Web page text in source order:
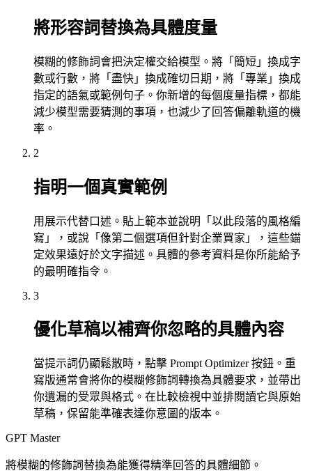
將形容詞替換為具體度量
模糊的修飾詞會把決定權交給模型。將「簡短」換成字
數或行數，將「盡快」換成確切日期，將「專業」換成
指定的語氣或範例句子。你新增的每個度量指標，都能
減少模型需要猜測的事項，也減少了回答偏離軌道的機
率。
2
指明一個真實範例
用展示代替口述。貼上範本並說明「以此段落的風格編
寫」，或說「像第二個選項但針對企業買家」，這些錨
定效果遠好於文字描述。具體的參考資料是你所能給予
的最明確指令。
3
優化草稿以補齊你忽略的具體內容
當提示詞仍顯鬆散時，點擊 Prompt Optimizer 按鈕。重
寫版通常會將你的模糊修飾詞轉換為具體要求，並帶出
你遺漏的受眾與格式。在比較檢視中並排閱讀它與原始
草稿，保留能準確表達你意圖的版本。
GPT Master
將模糊的修飾詞替換為能獲得精準回答的具體細節。